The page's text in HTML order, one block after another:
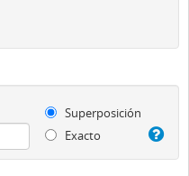
Superposición
Exacto